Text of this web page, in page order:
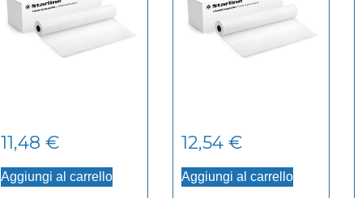
11,48€
Aggiungi al carrello
12,54€
Aggiungi al carrello